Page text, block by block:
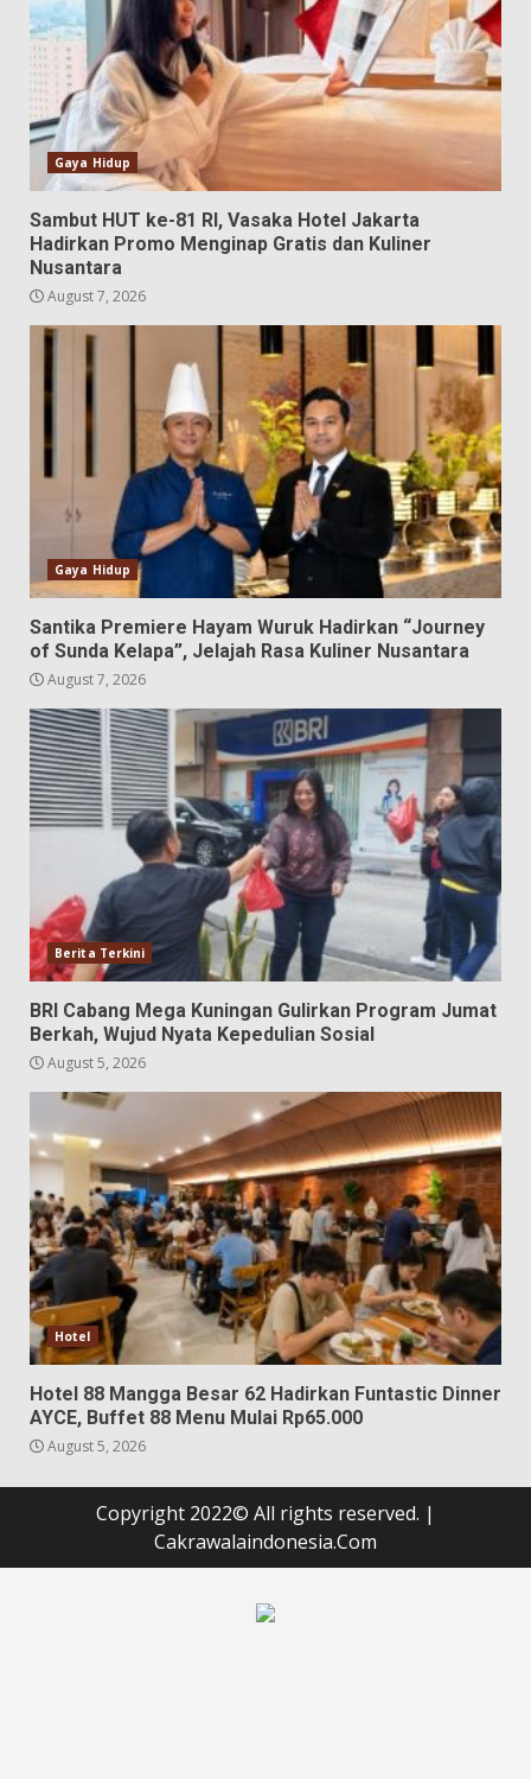
Gaya Hidup
Sambut HUT ke-81 RI, Vasaka Hotel Jakarta
Hadirkan Promo Menginap Gratis dan Kuliner
Nusantara
August 7, 2026
Gaya Hidup
Santika Premiere Hayam Wuruk Hadirkan “Journey
of Sunda Kelapa”, Jelajah Rasa Kuliner Nusantara
August 7, 2026
Berita Terkini
BRI Cabang Mega Kuningan Gulirkan Program Jumat
Berkah, Wujud Nyata Kepedulian Sosial
August 5, 2026
Hotel
Hotel 88 Mangga Besar 62 Hadirkan Funtastic Dinner
AYCE, Buffet 88 Menu Mulai Rp65.000
August 5, 2026
Copyright 2022© All rights reserved. |
Cakrawalaindonesia.Com